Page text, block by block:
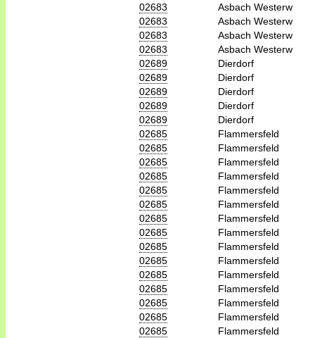
02683
Asbach Westerw
02683
Asbach Westerw
02683
Asbach Westerw
02683
Asbach Westerw
02689
Dierdorf
02689
Dierdorf
02689
Dierdorf
02689
Dierdorf
02689
Dierdorf
02685
Flammersfeld
02685
Flammersfeld
02685
Flammersfeld
02685
Flammersfeld
02685
Flammersfeld
02685
Flammersfeld
02685
Flammersfeld
02685
Flammersfeld
02685
Flammersfeld
02685
Flammersfeld
02685
Flammersfeld
02685
Flammersfeld
02685
Flammersfeld
02685
Flammersfeld
02685
Flammersfeld